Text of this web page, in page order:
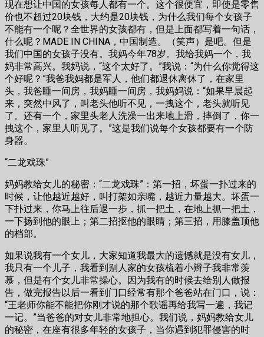
现在想让中国的女孩每人都有一个。这个很便宜，即使是零售
价也不超过20块钱，大约是20块钱，为什么我们每个女孩子
不能有一个呢？全世界的女孩都有，但是上面都写着一句话，
什么呢？MADE IN CHINA，中国制造。（笑声）是吧。但是
我们中国的女孩子没有。我妈今年78岁。我给我妈一个，我
妈非常高兴。我妈说，“这个太好了。”我说：“为什么你觉得这
个好呢？”我爸我妈都是军人，他们都退休离休了，在家里
头，我爸睡一间房，我妈睡一间房，我妈妈说：“如果早晨起
来，突然中风了，叫老头他听不见，一拽这个，老头就听见
了。还有一个，家里头老人洗澡一出来地上滑，摔倒了，你一
拽这个，家里人听见了。”这是我们说每个女孩都要有一个防
身器。
“二龙戏珠”
妈妈教给女儿的秘密：“二龙戏珠”：第一招，坏蛋一扑过来的
时候，让他越近越好，叫打架如亲嘴，越近力量越大。坏蛋一
下扑过来，你马上往后退一步，抓一把土，在地上抓一把土，
一下扬到他的眼上；第二招抠他的眼睛；第三招，用膝盖顶他
的档部。
如果说我有一个女儿，大家知道我最大的遗憾就是没有女儿，
我只有一个儿子，我看到别人家的女孩梳着小辫子我非常羡
慕，但是有个女儿非常操心。因为我有的时候去给别人做报
告，做完报告以后一看到门口经常有那个爸爸站在门口，说：
“王老师你能不能把你刚才说的那个歌谣再给我写一遍，我记
一记。”当爸爸的对女儿非常地担心。我们说，妈妈教给女儿
的秘密，在座有很多年轻的女孩子，当你遇到犯罪侵害的时